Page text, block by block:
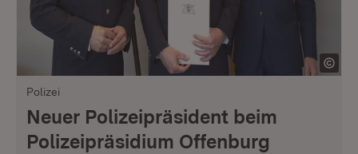
Polizei
Neuer Polizeipräsident beim
Polizeipräsidium Offenburg